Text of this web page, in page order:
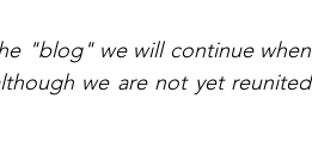
"blog" we will continue when
we are not yet reunited